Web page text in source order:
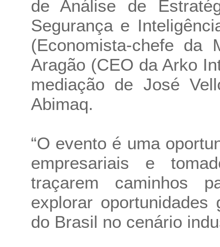
de Análise de
Segurança e
(Economista-chefe da
Aragão (CEO da Arko
mediação de José
Abimaq.
“O evento é uma
empresariais e
traçarem caminhos
explorar
do Brasil no cenário